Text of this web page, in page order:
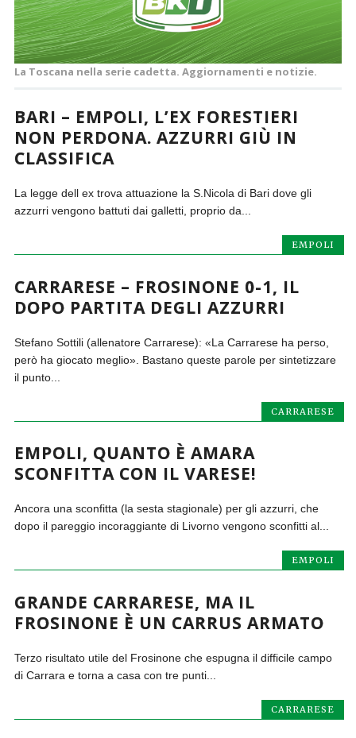
La Toscana nella serie cadetta. Aggiornamenti e notizie.
BARI – EMPOLI, L’EX FORESTIERI
NON PERDONA. AZZURRI GIÙ IN
CLASSIFICA
La legge dell ex trova attuazione la S.Nicola di Bari dove gli
azzurri vengono battuti dai galletti, proprio da...
EMPOLI
CARRARESE – FROSINONE 0-1, IL
DOPO PARTITA DEGLI AZZURRI
Stefano Sottili (allenatore Carrarese): «La Carrarese ha perso,
però ha giocato meglio». Bastano queste parole per sintetizzare
il punto...
CARRARESE
EMPOLI, QUANTO È AMARA
SCONFITTA CON IL VARESE!
Ancora una sconfitta (la sesta stagionale) per gli azzurri, che
dopo il pareggio incoraggiante di Livorno vengono sconfitti al...
EMPOLI
GRANDE CARRARESE, MA IL
FROSINONE È UN CARRUS ARMATO
Terzo risultato utile del Frosinone che espugna il difficile campo
di Carrara e torna a casa con tre punti...
CARRARESE